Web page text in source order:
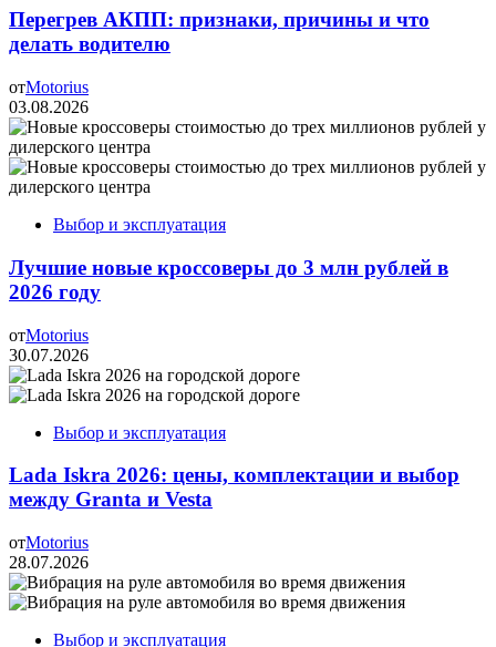
Перегрев АКПП: признаки, причины и что
делать водителю
отMotorius
03.08.2026
Выбор и эксплуатация
Лучшие новые кроссоверы до 3 млн рублей в
2026 году
отMotorius
30.07.2026
Выбор и эксплуатация
Lada Iskra 2026: цены, комплектации и выбор
между Granta и Vesta
отMotorius
28.07.2026
Выбор и эксплуатация